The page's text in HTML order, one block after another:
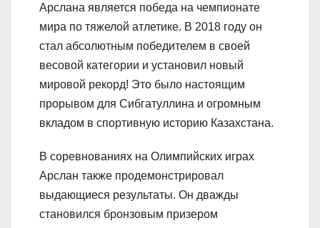
Арслана является победа на чемпионате
мира по тяжелой атлетике. В 2018 году он
стал абсолютным победителем в своей
весовой категории и установил новый
мировой рекорд! Это было настоящим
прорывом для Сибгатуллина и огромным
вкладом в спортивную историю Казахстана.
В соревнованиях на Олимпийских играх
Арслан также продемонстрировал
выдающиеся результаты. Он дважды
становился бронзовым призером